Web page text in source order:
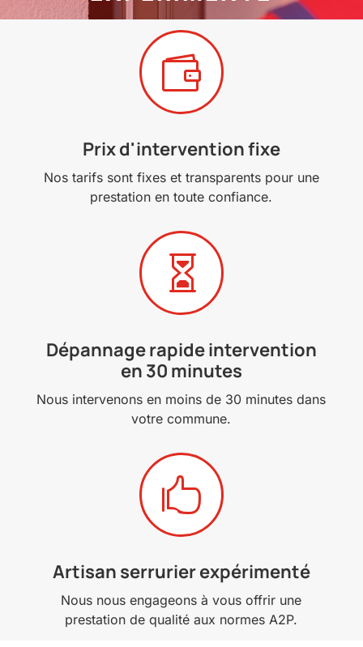

Prix d'intervention fixe
Nos tarifs sont fixes et transparents pour une
prestation en toute confiance.

Dépannage rapide intervention
en 30 minutes
Nous intervenons en moins de 30 minutes dans
votre commune.

Artisan serrurier expérimenté
Nous nous engageons à vous offrir une
prestation de qualité aux normes A2P.